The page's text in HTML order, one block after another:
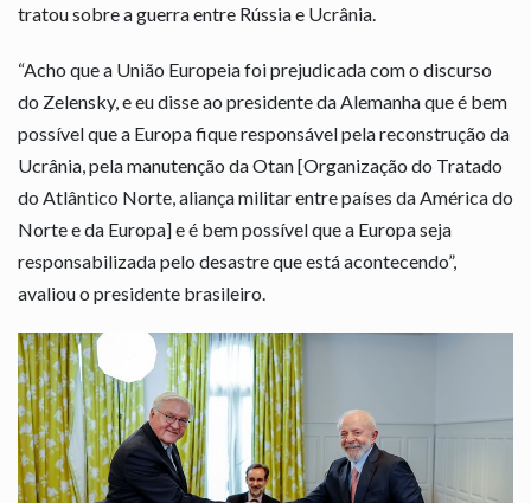
tratou sobre a guerra entre Rússia e Ucrânia.
“Acho que a União Europeia foi prejudicada com o discurso
do Zelensky, e eu disse ao presidente da Alemanha que é bem
possível que a Europa fique responsável pela reconstrução da
Ucrânia, pela manutenção da Otan [Organização do Tratado
do Atlântico Norte, aliança militar entre países da América do
Norte e da Europa] e é bem possível que a Europa seja
responsabilizada pelo desastre que está acontecendo”,
avaliou o presidente brasileiro.